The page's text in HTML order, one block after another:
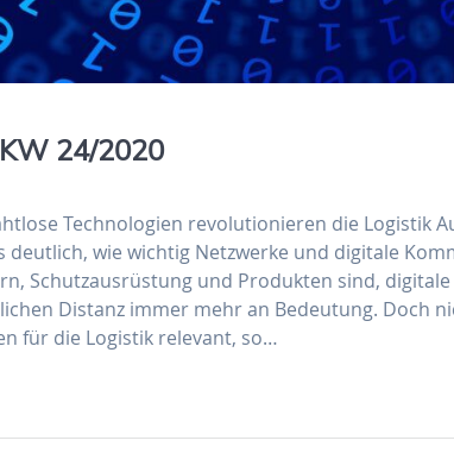
24/2020
Technologien revolutionieren die Logistik
deutlich, wie wichtig Netzwerke und digitale
Schutzausrüstung und Produkten sind,
Distanz immer mehr an Bedeutung. Doch
für die Logistik relevant, so…